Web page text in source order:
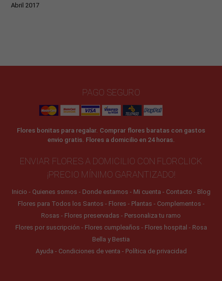
Abril 2017
PAGO SEGURO
Flores bonitas para regalar. Comprar flores baratas con gastos
envio gratis. Flores a domicilio en 24 horas.
ENVIAR FLORES A DOMICILIO CON FLORCLICK
¡PRECIO MÍNIMO GARANTIZADO!
Inicio Quienes somos Donde estamos Mi cuenta Contacto
Blog
Flores para Todos los Santos
Flores Plantas
Complementos
Rosas
Flores preservadas
Personaliza tu ramo
Flores por suscripción
Flores cumpleaños Flores hospital
Rosa
Bella y Bestia
Ayuda
Condiciones de venta Política de privacidad